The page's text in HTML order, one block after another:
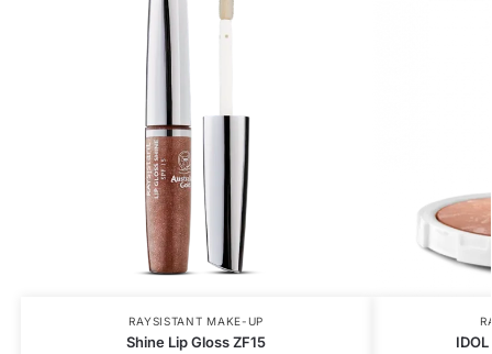
RAYSISTANT MAKE-UP
Shine Lip Gloss ZF15